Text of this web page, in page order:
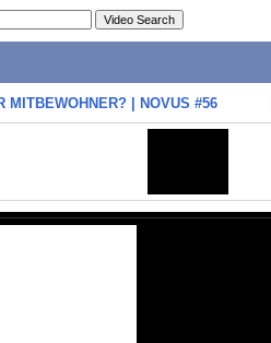
MITBEWOHNER? | NOVUS #56